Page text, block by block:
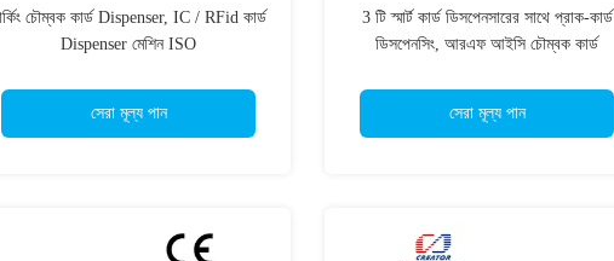
চৌম্বক কার্ড Dispenser, IC / RFid কার্ড
Dispenser মেশিন ISO
সেরা মূল্য পান
3 টি স্মার্ট কার্ড ডিসপেনসারের সাথে প্রাক-কার্ড
ডিসপেনসিং, আরএফ আইসি চৌম্বক কার্ড
সেরা মূল্য পান